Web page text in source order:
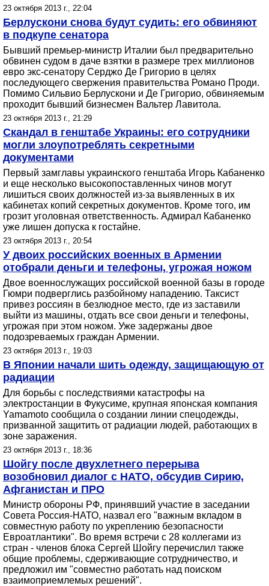
23 октября 2013 г., 22:04
Берлускони снова будут судить: его обвиняют
в подкупе сенатора
Бывший премьер-министр Италии был предварительно
обвинен судом в даче взятки в размере трех миллионов
евро экс-сенатору Серджо Де Григорио в целях
последующего свержения правительства Романо Проди.
Помимо Сильвио Берлускони и Де Григорио, обвиняемым
проходит бывший бизнесмен Вальтер Лавитола.
23 октября 2013 г., 21:29
Скандал в генштабе Украины: его сотрудники
могли злоупотреблять секретными
документами
Первый замглавы украинского генштаба Игорь Кабаненко
и еще несколько высокопоставленных чинов могут
лишиться своих должностей из-за выявленных в их
кабинетах копий секретных документов. Кроме того, им
грозит уголовная ответственность. Адмирал Кабаненко
уже лишен допуска к гостайне.
23 октября 2013 г., 20:54
У двоих российских военных в Армении
отобрали деньги и телефоны, угрожая ножом
Двое военнослужащих российской военной базы в городе
Гюмри подверглись разбойному нападению. Таксист
привез россиян в безлюдное место, где из заставили
выйти из машины, отдать все свои деньги и телефоны,
угрожая при этом ножом. Уже задержаны двое
подозреваемых граждан Армении.
23 октября 2013 г., 19:03
В Японии начали шить одежду, защищающую от
радиации
Для борьбы с последствиями катастрофы на
электростанции в Фукусиме, крупная японская компания
Yamamoto сообщила о создании линии спецодежды,
призванной защитить от радиации людей, работающих в
зоне заражения.
23 октября 2013 г., 18:36
Шойгу после двухлетнего перерыва
возобновил диалог с НАТО, обсудив Сирию,
Афганистан и ПРО
Министр обороны РФ, принявший участие в заседании
Совета Россия-НАТО, назвал его "важным вкладом в
совместную работу по укреплению безопасности
Евроатлантики". Во время встречи с 28 коллегами из
стран - членов блока Сергей Шойгу перечислил также
общие проблемы, сдерживающие сотрудничество, и
предложил им "совместно работать над поиском
взаимоприемлемых решений".